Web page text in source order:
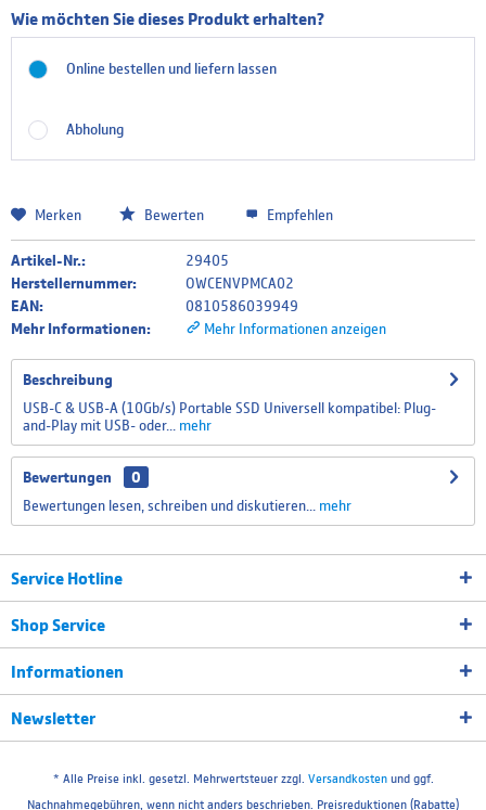
Wie möchten Sie dieses Produkt erhalten?
Online bestellen und liefern lassen
Abholung
Merken Bewerten Empfehlen
Artikel-Nr.:
29405
Herstellernummer:
OWCENVPMCA02
EAN:
0810586039949
Mehr Informationen:
Mehr Informationen anzeigen
Beschreibung
USB-C & USB-A (10Gb/s) Portable SSD Universell kompatibel: Plug-
and-Play mit USB- oder... mehr
Bewertungen
0
Bewertungen lesen, schreiben und diskutieren... mehr
Service Hotline
Shop Service
Informationen
Newsletter
* Alle Preise inkl. gesetzl. Mehrwertsteuer zzgl. Versandkostenund ggf.
Nachnahmegebühren, wenn nicht anders beschrieben. Preisreduktionen (Rabatte)